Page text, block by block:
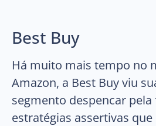
Best Buy
Há muito mais tempo no
Amazon, a Best Buy viu
segmento despencar pela
estratégias assertivas